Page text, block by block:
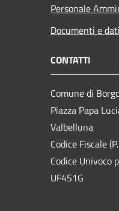
Personale
Documenti e dati
CONTATTI
Comune di
Piazza Papa
Valbelluna
Codice Fiscale
Codice Univoco
UF4S1G